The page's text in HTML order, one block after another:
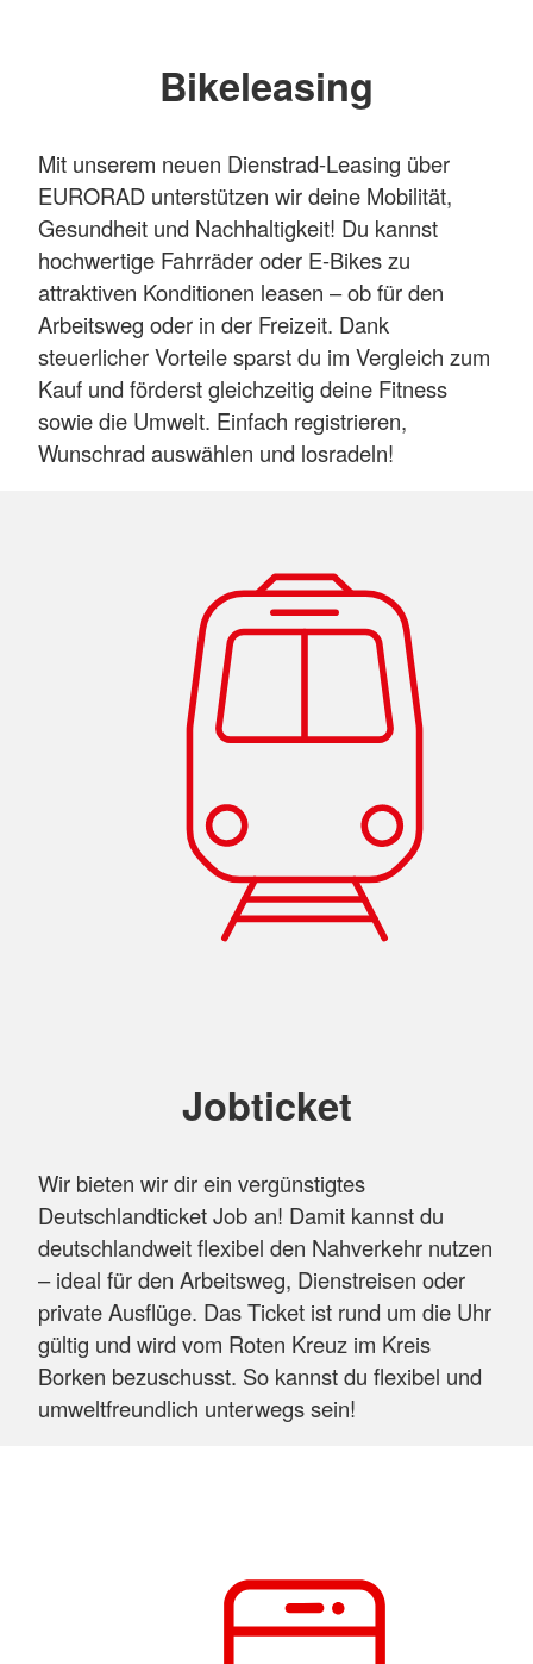
Bikeleasing
Mit unserem neuen Dienstrad-Leasing über
EURORAD unterstützen wir deine Mobilität,
Gesundheit und Nachhaltigkeit! Du kannst
hochwertige Fahrräder oder E-Bikes zu
attraktiven Konditionen leasen – ob für den
Arbeitsweg oder in der Freizeit. Dank
steuerlicher Vorteile sparst du im Vergleich zum
Kauf und förderst gleichzeitig deine Fitness
sowie die Umwelt. Einfach registrieren,
Wunschrad auswählen und losradeln!
Jobticket
Wir bieten wir dir ein vergünstigtes
Deutschlandticket Job an! Damit kannst du
deutschlandweit flexibel den Nahverkehr nutzen
– ideal für den Arbeitsweg, Dienstreisen oder
private Ausflüge. Das Ticket ist rund um die Uhr
gültig und wird vom Roten Kreuz im Kreis
Borken bezuschusst. So kannst du flexibel und
umweltfreundlich unterwegs sein!